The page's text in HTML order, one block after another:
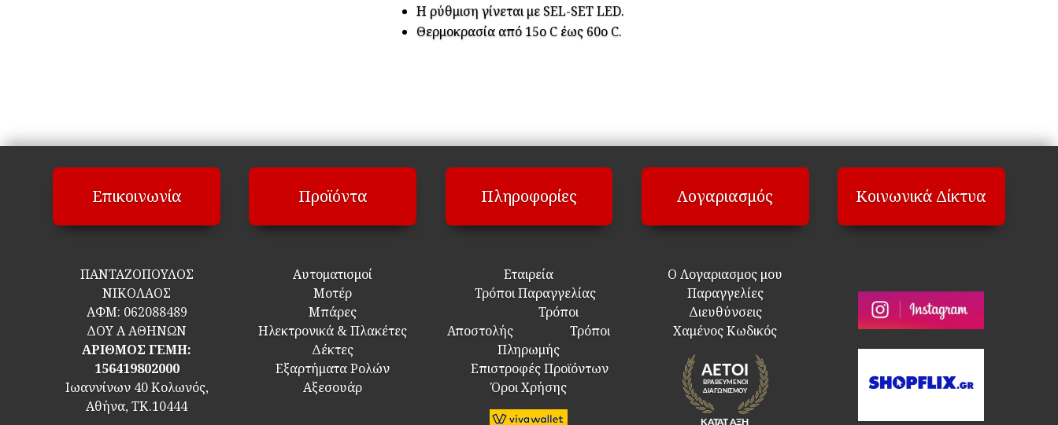
H ρύθμιση γίνεται με SEL-SET LED.
Θερμοκρασία από 15ο C έως 60ο C.
Επικοινωνία
ΠΑΝΤΑΖΟΠΟΥΛΟΣ
ΝΙΚΟΛΑΟΣ
ΑΦΜ: 062088489
ΔΟΥ Α ΑΘΗΝΩΝ
ΑΡΙΘΜΟΣ ΓΕΜΗ:
156419802000
Ιωαννίνων 40 Κολωνός,
Αθήνα, ΤΚ.10444
Προϊόντα
Αυτοματισμοί
Μοτέρ
Μπάρες
Ηλεκτρονικά & Πλακέτες
Δέκτες
Εξαρτήματα Ρολών
Αξεσουάρ
Πληροφορίες
Εταιρεία
Τρόποι Παραγγελίας
Τρόποι
Αποστολής
Τρόποι
Πληρωμής
Επιστροφές Προϊόντων
Όροι Χρήσης
Λογαριασμός
Ο Λογαριασμος μου
Παραγγελίες
Διευθύνσεις
Χαμένος Κωδικός
Κοινωνικά Δίκτυα